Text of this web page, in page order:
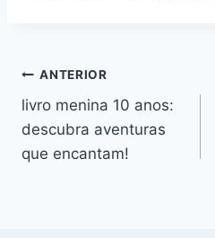
Navegação
de
Post
ANTERIOR
livro menina 10 anos:
descubra aventuras
que encantam!